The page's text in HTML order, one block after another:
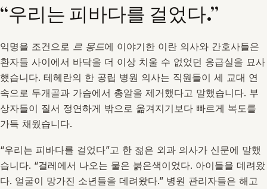
“우리는 피바다를 걸었다.”
익명을 조건으로 르 몽드에 이야기한 이란 의사와 간호사들은
환자들 사이에서 바닥을 더 이상 치울 수 없었던 응급실을 묘사
했습니다. 테헤란의 한 공립 병원 의사는 직원들이 세 교대 연
속으로 두개골과 가슴에서 총알을 제거했다고 말했습니다. 부
상자들이 질서 정연하게 밖으로 옮겨지기보다 빠르게 복도를
가득 채웠습니다.
“우리는 피바다를 걸었다”고 한 젊은 외과 의사가 신문에 말했
습니다. “걸레에서 나오는 물은 붉은색이었다. 아이들을 데려왔
다. 얼굴이 망가진 소년들을 데려왔다.” 병원 관리자들은 해고